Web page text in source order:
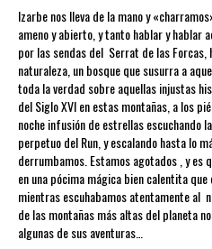
Izarbe nos lleva de la mano y
ameno y abierto, y tanto hablar y hablar
por las sendas del Serrat de las Forcas,
naturaleza, un bosque que susurra a
toda la verdad sobre aquellas injustas
del Siglo XVI en estas montañas, a los
noche infusión de estrellas escuchando
perpetuo del Run, y escalando hasta lo
derrumbamos. Estamos agotados , y es
en una pócima mágica bien calentita
mientras escuhabamos atentamente al
de las montañas más altas del planeta
algunas de sus aventuras…